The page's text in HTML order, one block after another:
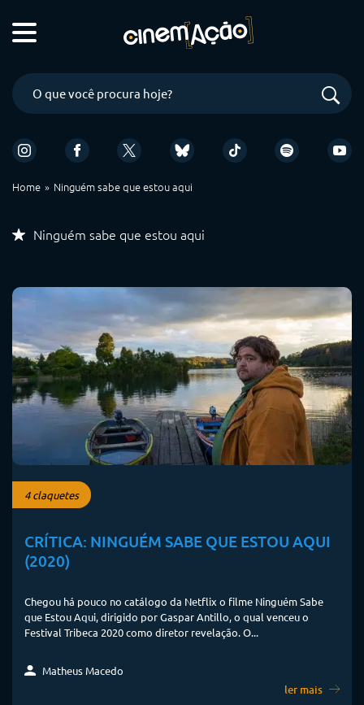
Home Ninguém sabe que estou aqui
Ninguém sabe que estou aqui
4 claquetes
CRÍTICA: NINGUÉM SABE QUE ESTOU AQUI
(2020)
Chegou há pouco no catálogo da Netflix o filme Ninguém Sabe
que Estou Aqui, dirigido por Gaspar Antillo, o qual venceu o
Festival Tribeca 2020 como diretor revelação. O...
Matheus Macedo
ler mais